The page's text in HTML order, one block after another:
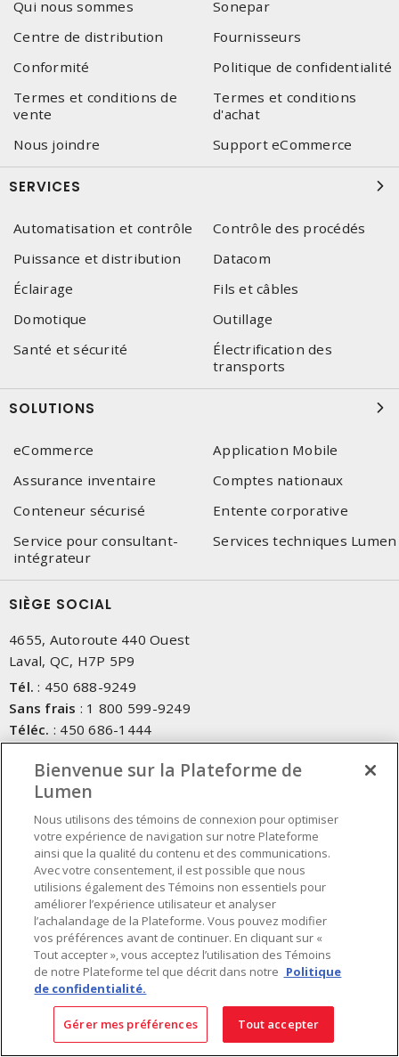
Qui nous sommes
Sonepar
Centre de distribution
Fournisseurs
Conformité
Politique de confidentialité
Termes et conditions de
vente
Termes et conditions
d'achat
Nous joindre
Support eCommerce
SERVICES
Automatisation et contrôle
Contrôle des procédés
Puissance et distribution
Datacom
Éclairage
Fils et câbles
Domotique
Outillage
Santé et sécurité
Électrification des
transports
SOLUTIONS
eCommerce
Application Mobile
Assurance inventaire
Comptes nationaux
Conteneur sécurisé
Entente corporative
Service pour consultant-
intégrateur
Services techniques Lumen
SIÈGE SOCIAL
4655, Autoroute 440 Ouest
Laval, QC, H7P 5P9
Tél. : 450 688-9249
Sans frais : 1 800 599-9249
Téléc. : 450 686-1444
bureau - 17h00 et 7h00, Frais applicables)
Fait au Canada avec des composants canadiens et importés
INSCRIVEZ-VOUS À L'INFOLETTRE
Obtenez des informations à jour sur les offres de Lumen
Bienvenue sur la Plateforme de
Lumen
Nous utilisons des témoins de connexion pour optimiser
votre expérience de navigation sur notre Plateforme
ainsi que la qualité du contenu et des communications.
Avec votre consentement, il est possible que nous
utilisions également des Témoins non essentiels pour
améliorer l’expérience utilisateur et analyser
l’achalandage de la Plateforme. Vous pouvez modifier
vos préférences avant de continuer. En cliquant sur «
Tout accepter », vous acceptez l’utilisation des Témoins
de notre Plateforme tel que décrit dans notre Politique
de confidentialité.
Gérer mes préférences Tout accepter